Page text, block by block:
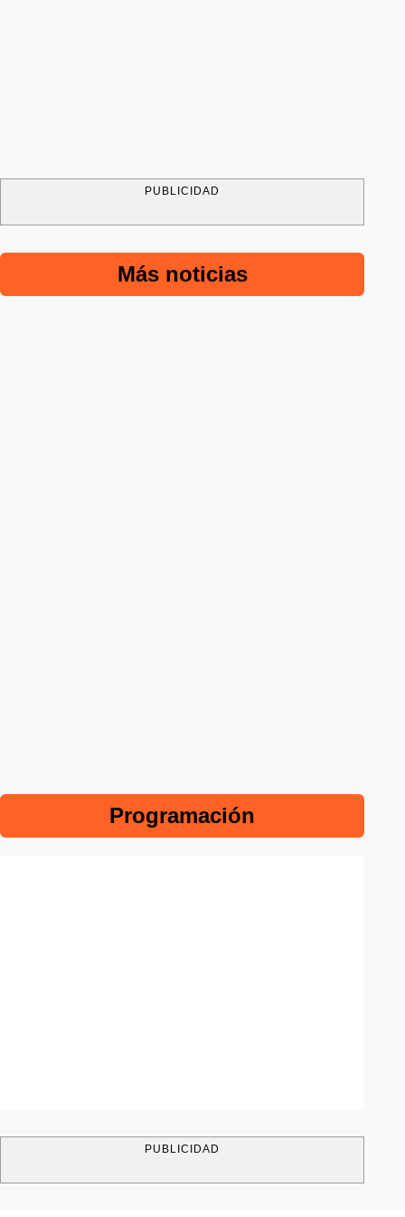
PUBLICIDAD
Más noticias
Programación
PUBLICIDAD